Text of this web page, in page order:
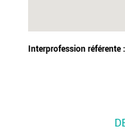
Interprofession référente :